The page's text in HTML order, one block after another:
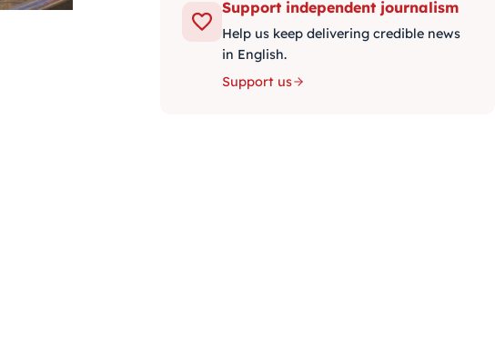
Support independent journalism
Help us keep delivering credible news
in English.
Support us